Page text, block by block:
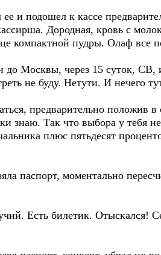
и подошел к кассе
Дородная, кровь с
компактной пудры. Олаф все
до Москвы, через 15 суток, СВ,
не буду. Нетути. И нечего
предварительно положив в
знаю. Так что выбора у тебя
плюс пятьдесят
паспорт, моментально
Есть билетик. Отыскался!